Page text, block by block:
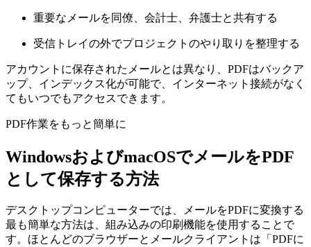
重要なメールを同僚、会計士、弁護士と共有する
受信トレイの外でプロジェクトのやり取りを整理する
アカウントに保存されたメールとは異なり、PDFはバックア
ップ、インデックス化が可能で、インターネット接続がなく
てもいつでもアクセスできます。
PDF作業をもっと簡単に
WindowsおよびmacOSでメールをPDF
として保存する方法
デスクトップコンピューターでは、メールをPDFに変換する
最も簡単な方法は、組み込みの印刷機能を使用することで
す。ほとんどのブラウザーとメールクライアントは「PDFに